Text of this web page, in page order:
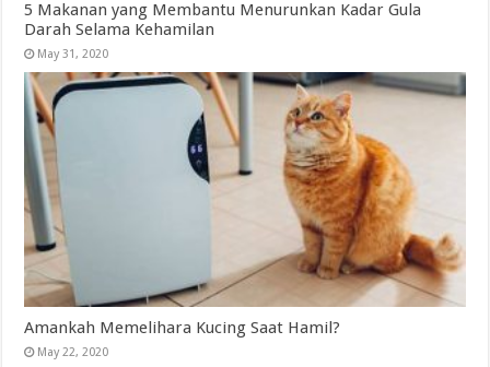
5 Makanan yang Membantu Menurunkan Kadar Gula
Darah Selama Kehamilan
May 31, 2020
Amankah Memelihara Kucing Saat Hamil?
May 22, 2020